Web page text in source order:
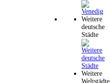
Weitere
deutsche
Städte
Weitere
Weltstädte